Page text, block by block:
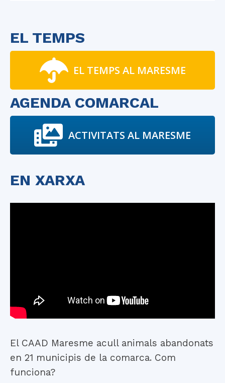
EL TEMPS
EL TEMPS AL MARESME
AGENDA COMARCAL
ACTIVITATS AL MARESME
EN XARXA
El CAAD Maresme acull animals abandonats
en 21 municipis de la comarca. Com
funciona?